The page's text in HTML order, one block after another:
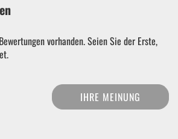
vorhanden. Seien Sie der Erste,
IHRE MEINUNG